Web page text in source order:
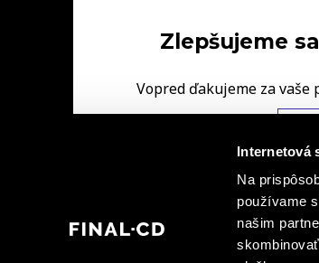
Internetová
Na
používame
našim
Zlepšujeme
Vopred ďakujeme za
FINAL‑CD.
Ochrana osobných údajov |
dohody spoločných